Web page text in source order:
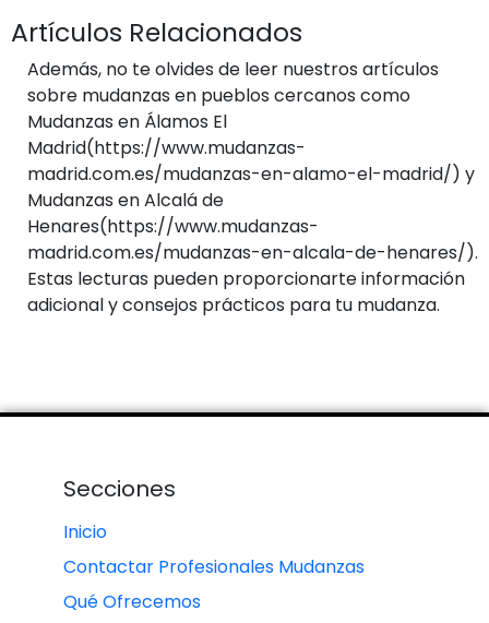
Artículos Relacionados
Además, no te olvides de leer nuestros artículos
sobre mudanzas en pueblos cercanos como
Mudanzas en Álamos El
Madrid(https://www.mudanzas-
madrid.com.es/mudanzas-en-alamo-el-madrid/) y
Mudanzas en Alcalá de
Henares(https://www.mudanzas-
madrid.com.es/mudanzas-en-alcala-de-henares/).
Estas lecturas pueden proporcionarte información
adicional y consejos prácticos para tu mudanza.
Secciones
Inicio
Contactar Profesionales Mudanzas
Qué Ofrecemos